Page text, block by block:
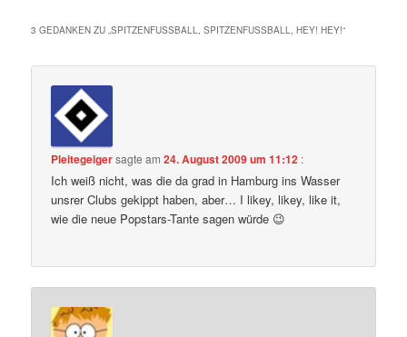
3 GEDANKEN ZU „SPITZENFUSSBALL, SPITZENFUSSBALL, HEY! HEY!“
Pleitegeigersagte am24. August 2009 um 11:12 :
Ich weiß nicht, was die da grad in Hamburg ins Wasser
unsrer Clubs gekippt haben, aber… I likey, likey, like it,
wie die neue Popstars-Tante sagen würde 😉